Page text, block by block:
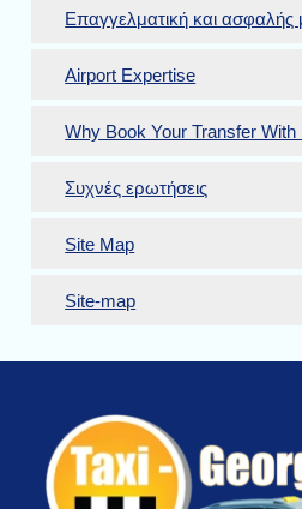
Επαγγελματική και ασφαλής
Airport Expertise
Why Book Your Transfer With
Συχνές ερωτήσεις
Site Map
Site-map